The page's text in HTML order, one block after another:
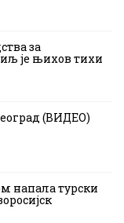
за
је њихов тихи
(ВИДЕО)
напала турски